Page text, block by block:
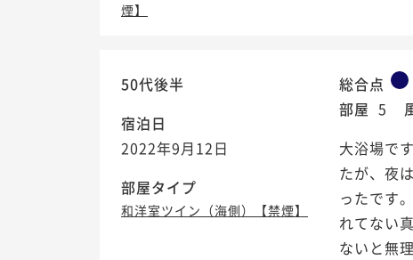
煙】
50代後半
宿泊日
2022年9月12日
部屋タイプ
和洋室ツイン（海側）【禁煙】
総合点
部屋 5
大浴場で
たが、夜
ったです
れてない
ないと無